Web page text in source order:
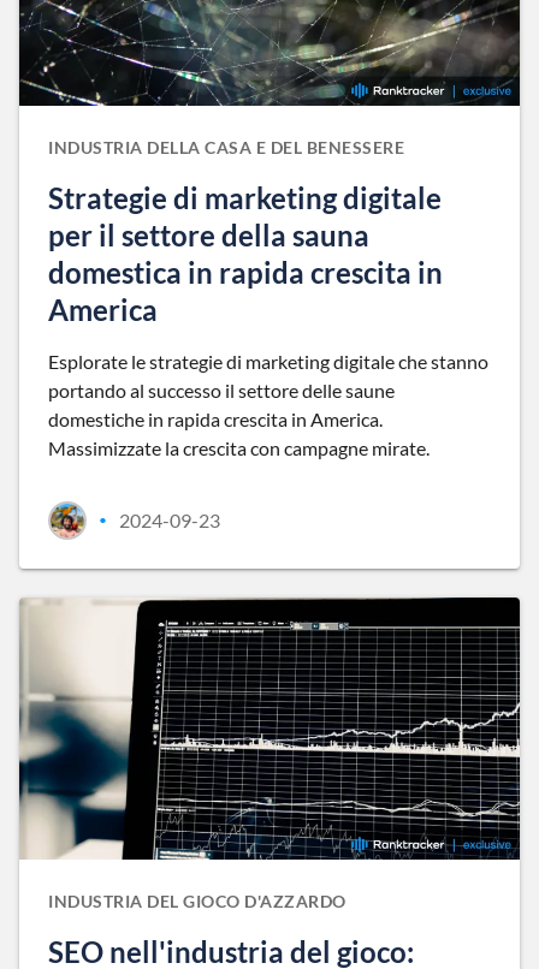
INDUSTRIA DELLA CASA E DEL BENESSERE
Strategie di marketing digitale
per il settore della sauna
domestica in rapida crescita in
America
Esplorate le strategie di marketing digitale che stanno
portando al successo il settore delle saune
domestiche in rapida crescita in America.
Massimizzate la crescita con campagne mirate.
• 2024-09-23
INDUSTRIA DEL GIOCO D'AZZARDO
SEO nell'industria del gioco: